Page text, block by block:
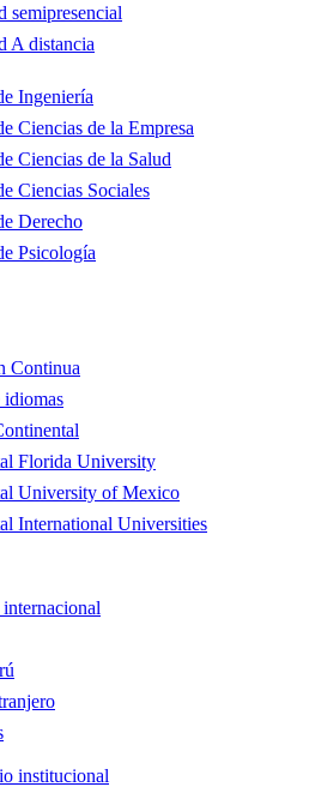
semipresencial
A distancia
Ingeniería
Ciencias de la Empresa
Ciencias de la Salud
Ciencias Sociales
Derecho
Psicología
Continua
idiomas
Florida University
University of Mexico
International Universities
institucional